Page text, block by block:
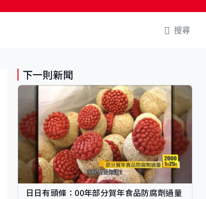
搜尋
下一則新聞
日日有頭條：00年部分賀年食品防腐劑過量